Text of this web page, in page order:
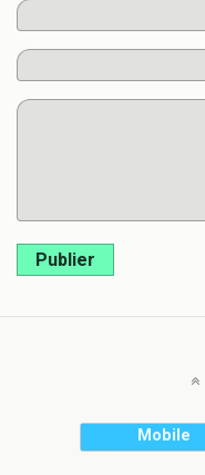
Publier
Mobile